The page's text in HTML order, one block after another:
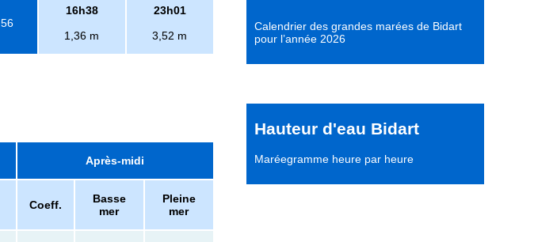
56
16h38
1,36 m
23h01
3,52 m
Après-midi
Coeff.
Basse
mer
Pleine
mer
Calendrier des grandes marées de Bidart
pour l’année 2026
Hauteur d'eau Bidart
Maréegramme heure par heure